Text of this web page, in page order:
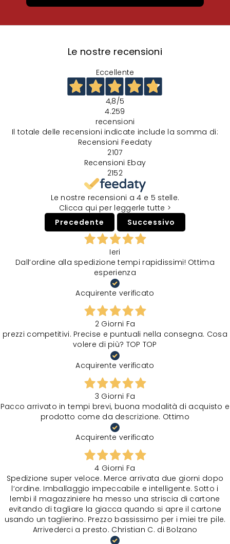
Le nostre recensioni
Eccellente
4,8/5
4.259
recensioni
Il totale delle recensioni indicate include la somma di:
Recensioni Feedaty
2107
Recensioni Ebay
2152
Le nostre recensioni a 4 e 5 stelle.
Clicca qui per leggerle tutte >
Precedente
Successivo
Ieri
Dall’ordine alla spedizione tempi rapidissimi! Ottima
esperienza
Acquirente verificato
2 Giorni Fa
prezzi competitivi. Precise e puntuali nella consegna. Cosa
volere di più? TOP TOP
Acquirente verificato
3 Giorni Fa
Pacco arrivato in tempi brevi, buona modalità di acquisto e
prodotto come da descrizione. Ottimo
Acquirente verificato
4 Giorni Fa
Spedizione super veloce. Merce arrivata due giorni dopo
l‘ordine. Imballaggio impeccabile e intelligente. Sotto i
lembi il magazziniere ha messo una striscia di cartone
evitando di tagliare la giacca quando si apre il cartone
usando un taglierino. Prezzo bassissimo per i miei tre pile.
Arrivederci a presto. Christian C. di Bolzano